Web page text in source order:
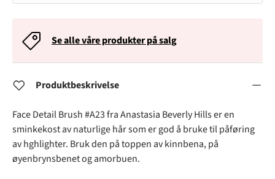
Se alle våre produkter på salg
Produktbeskrivelse
Face Detail Brush #A23 fra Anastasia Beverly Hills er en
sminkekost av naturlige hår som er god å bruke til påføring
av hghlighter. Bruk den på toppen av kinnbena, på
øyenbrynsbenet og amorbuen.